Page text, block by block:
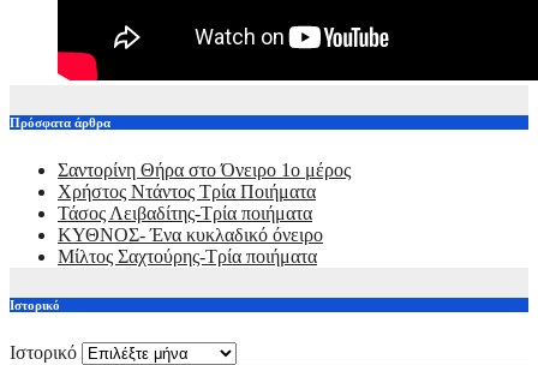
Πρόσφατα άρθρα
Σαντορίνη Θήρα στο Όνειρο 1ο μέρος
Χρήστος Ντάντος Τρία Ποιήματα
Τάσος Λειβαδίτης-Τρία ποιήματα
ΚΥΘΝΟΣ- Ένα κυκλαδικό όνειρο
Μίλτος Σαχτούρης-Τρία ποιήματα
Ιστορικό
Ιστορικό